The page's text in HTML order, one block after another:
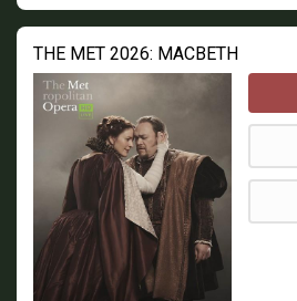
THE MET 2026: MACBETH